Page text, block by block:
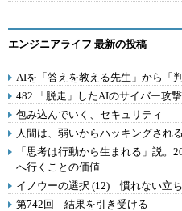
エンジニアライフ 最新の投稿
AIを「答えを教える先生」から「
482.「脱走」したAIのサイバー攻撃
包み込んでいく、セキュリティ
人間は、弱いからハッキングされ
「思考は行動から生まれる」説。
へ行くことの価値
イノウーの選択 (12) 慣れない立
第742回 結果を引き受ける